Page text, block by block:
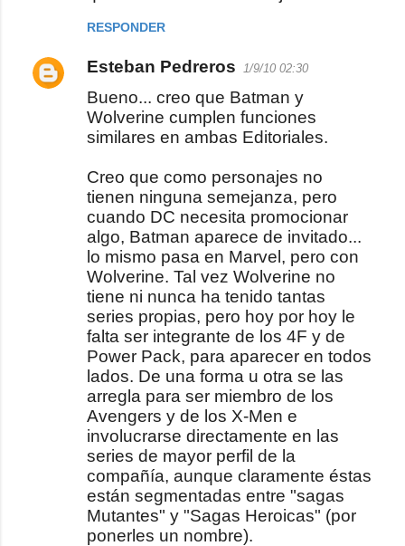
a
RESPONDER
Esteban Pedreros 1/9/10 02:30
Bueno... creo que Batman y
Wolverine cumplen funciones
similares en ambas Editoriales.
Creo que como personajes no
tienen ninguna semejanza, pero
cuando DC necesita promocionar
algo, Batman aparece de invitado...
lo mismo pasa en Marvel, pero con
Wolverine. Tal vez Wolverine no
tiene ni nunca ha tenido tantas
series propias, pero hoy por hoy le
falta ser integrante de los 4F y de
Power Pack, para aparecer en todos
lados. De una forma u otra se las
arregla para ser miembro de los
Avengers y de los X-Men e
involucrarse directamente en las
series de mayor perfil de la
compañía, aunque claramente éstas
están segmentadas entre "sagas
Mutantes" y "Sagas Heroicas" (por
ponerles un nombre).